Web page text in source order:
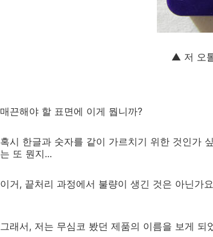
▲ 저 오
매끈해야 할 표면에 이게 뭡니까?
혹시 한글과 숫자를 같이 가르치기 위한 것인가
는 또 뭔지...
이거, 끝처리 과정에서 불량이 생긴 것은 아닌가
그래서, 저는 무심코 봤던 제품의 이름을 보게 되